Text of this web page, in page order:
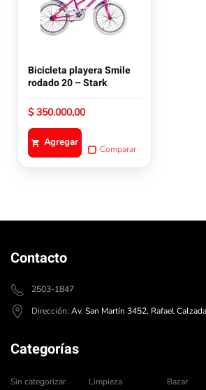
Bicicleta playera Smile
rodado 20 – Stark
$350.000,00
Agregar
Comparar
Contacto
2503-1847
Dirección: Av. San Martín 3452, Rafael
Categorías
Sin categorizar Limpieza Bazar